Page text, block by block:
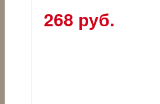
268 руб.